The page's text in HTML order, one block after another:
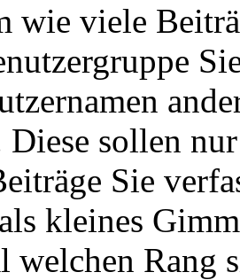
wie viele
Diese sollen
Sie
kleines
welchen Rang